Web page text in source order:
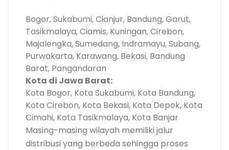
Bogor, Sukabumi, Cianjur, Bandung, Garut,
Tasikmalaya, Ciamis, Kuningan, Cirebon,
Majalengka, Sumedang, Indramayu, Subang,
Purwakarta, Karawang, Bekasi, Bandung
Barat, Pangandaran
Kota di Jawa Barat:
Kota Bogor, Kota Sukabumi, Kota Bandung,
Kota Cirebon, Kota Bekasi, Kota Depok, Kota
Cimahi, Kota Tasikmalaya, Kota Banjar
Masing-masing wilayah memiliki jalur
distribusi yang berbeda sehingga proses